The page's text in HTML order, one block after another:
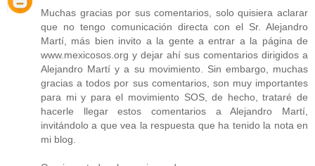
Muchas gracias por sus comentarios, solo quisiera aclarar
que no tengo comunicación directa con el Sr. Alejandro
Martí, más bien invito a la gente a entrar a la página de
www.mexicosos.org y dejar ahí sus comentarios dirigidos a
Alejandro Martí y a su movimiento. Sin embargo, muchas
gracias a todos por sus comentarios, son muy importantes
para mi y para el movimiento SOS, de hecho, trataré de
hacerle llegar estos comentarios a Alejandro Martí,
invitándolo a que vea la respuesta que ha tenido la nota en
mi blog.